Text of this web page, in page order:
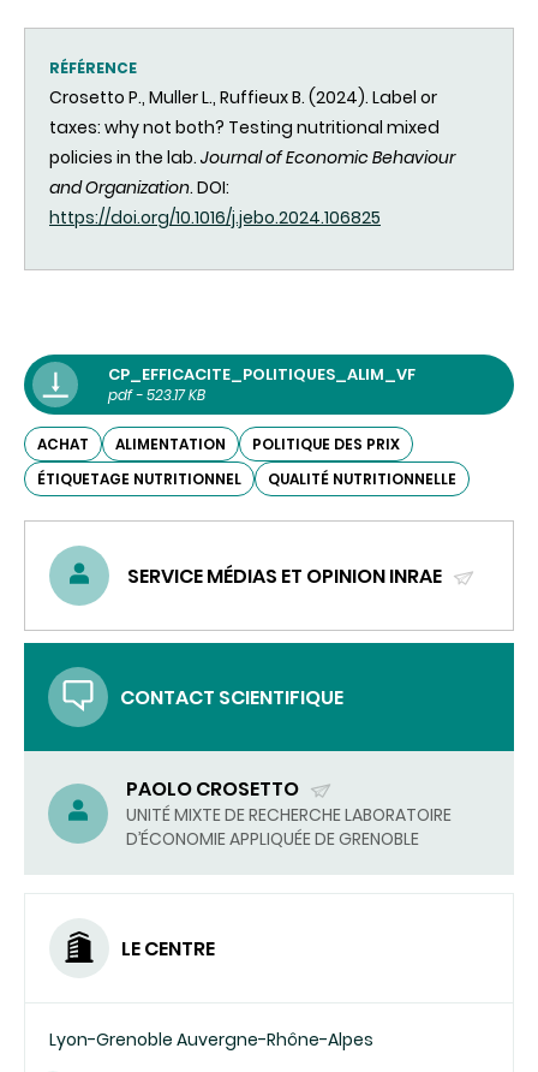
RÉFÉRENCE
Crosetto P., Muller L., Ruffieux B. (2024). Label or
taxes: why not both? Testing nutritional mixed
policies in the lab. Journal of Economic Behaviour
and Organization. DOI:
https://doi.org/10.1016/j.jebo.2024.106825
CP_EFFICACITE_POLITIQUES_ALIM_VF
pdf - 523.17 KB
ACHAT ALIMENTATION
POLITIQUE DES PRIX
ÉTIQUETAGE NUTRITIONNEL
QUALITÉ NUTRITIONNELLE
SERVICE MÉDIAS ET OPINION INRAE
UN
CONTACT SCIENTIFIQUE
PAOLO CROSETTO
(ENVOYER
UN
COURRIEL)
UNITÉ MIXTE DE RECHERCHE LABORATOIRE
D’ÉCONOMIE APPLIQUÉE DE GRENOBLE
LE CENTRE
Lyon-Grenoble Auvergne-Rhône-Alpes